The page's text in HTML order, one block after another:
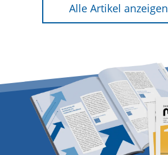
Alle Artikel anzeigen